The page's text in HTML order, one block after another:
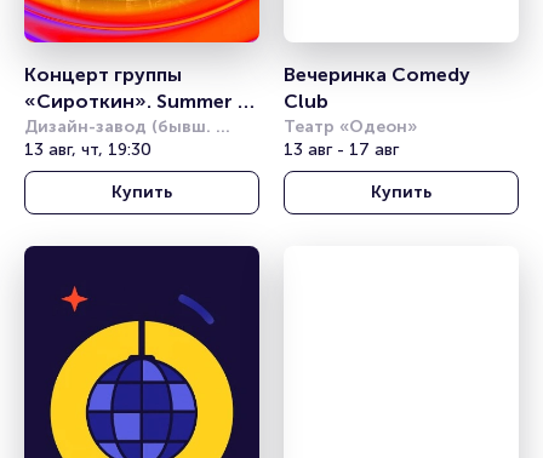
Концерт группы
«Сироткин». Summer
Sound
Дизайн-завод (бывш.
Урбан)
13 авг, чт, 19:30
Купить
Вечеринка Comedy
Club
Театр «Одеон»
13 авг - 17 авг
Купить